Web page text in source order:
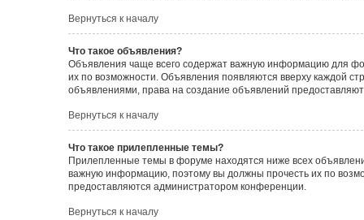
Вернуться к началу
Что такое объявления?
Объявления чаще всего содержат важную информацию для
их по возможности. Объявления появляются вверху каждой
объявлениями, права на создание объявлений
Вернуться к началу
Что такое прилепленные темы?
Прилепленные темы в форуме находятся ниже всех
важную информацию, поэтому вы должны прочесть их по
предоставляются администратором конференции.
Вернуться к началу